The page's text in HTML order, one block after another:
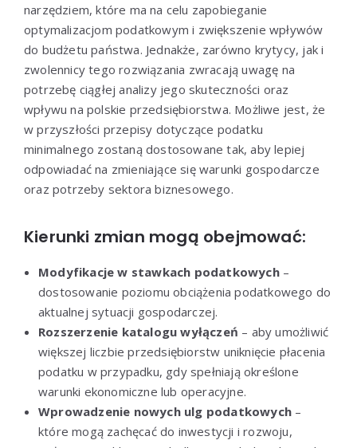
narzędziem, które ma na celu zapobieganie
optymalizacjom podatkowym i zwiększenie wpływów
do budżetu państwa. Jednakże, zarówno krytycy, jak i
zwolennicy tego rozwiązania zwracają uwagę na
potrzebę ciągłej analizy jego skuteczności oraz
wpływu na polskie przedsiębiorstwa. Możliwe jest, że
w przyszłości przepisy dotyczące podatku
minimalnego zostaną dostosowane tak, aby lepiej
odpowiadać na zmieniające się warunki gospodarcze
oraz potrzeby sektora biznesowego.
Kierunki zmian mogą obejmować:
Modyfikacje w stawkach podatkowych–
dostosowanie poziomu obciążenia podatkowego do
aktualnej sytuacji gospodarczej.
Rozszerzenie katalogu wyłączeń – aby umożliwić
większej liczbie przedsiębiorstw uniknięcie płacenia
podatku w przypadku, gdy spełniają określone
warunki ekonomiczne lub operacyjne.
Wprowadzenie nowych ulg podatkowych –
które mogą zachęcać do inwestycji i rozwoju,